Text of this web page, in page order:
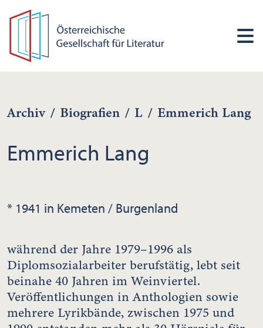
Archiv / Biografien / L / Emmerich Lang
Emmerich Lang
* 1941 in Kemeten / Burgenland
während der Jahre 1979–1996 als
Diplomsozialarbeiter berufstätig, lebt seit
beinahe 40 Jahren im Weinviertel.
Veröffentlichungen in Anthologien sowie
mehrere Lyrikbände, zwischen 1975 und